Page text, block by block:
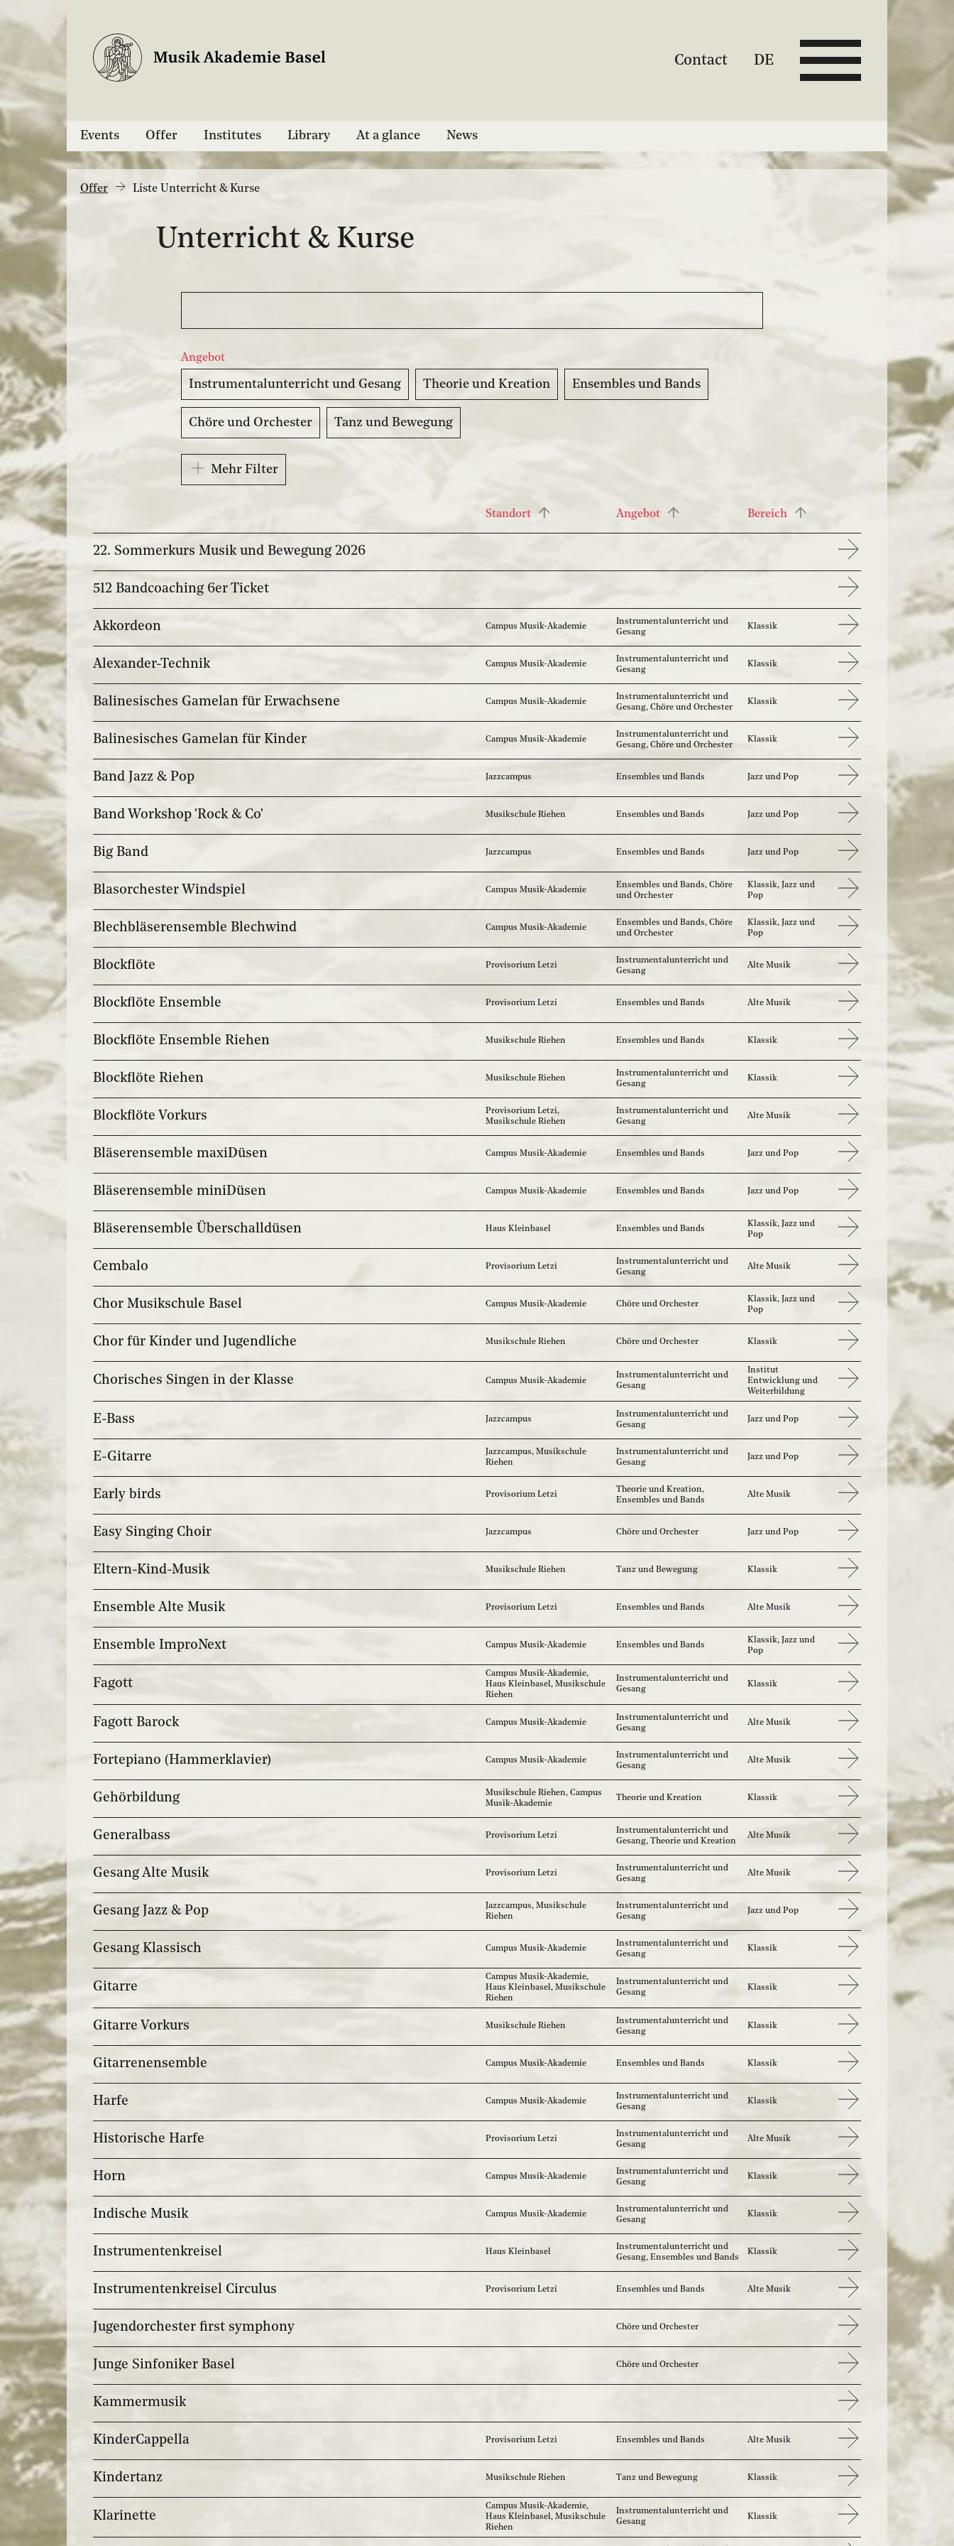
Contact DE
Events Offer Institutes Library At a glance News
Offer Liste Unterricht & Kurse
Unterricht & Kurse
Angebot
Instrumentalunterricht und Gesang Theorie und Kreation Ensembles und Bands
Chöre und Orchester Tanz und Bewegung
Mehr Filter
Standort Angebot Bereich
22. Sommerkurs Musik und Bewegung 2026
512 Bandcoaching 6er Ticket
Akkordeon Campus Musik-Akademie
Instrumentalunterricht und
Gesang
Klassik
Alexander-Technik Campus Musik-Akademie
Instrumentalunterricht und
Gesang
Klassik
Balinesisches Gamelan für Erwachsene Campus Musik-Akademie
Instrumentalunterricht und
Gesang, Chöre und Orchester
Klassik
Balinesisches Gamelan für Kinder Campus Musik-Akademie
Instrumentalunterricht und
Gesang, Chöre und Orchester
Klassik
Band Jazz & Pop Jazzcampus Ensembles und Bands Jazz und Pop
Band Workshop 'Rock & Co' Musikschule Riehen Ensembles und Bands Jazz und Pop
Big Band Jazzcampus Ensembles und Bands Jazz und Pop
Blasorchester Windspiel Campus Musik-Akademie
Ensembles und Bands, Chöre
und Orchester
Klassik, Jazz und
Pop
Blechbläserensemble Blechwind Campus Musik-Akademie
Ensembles und Bands, Chöre
und Orchester
Klassik, Jazz und
Pop
Blockflöte Provisorium Letzi
Instrumentalunterricht und
Gesang
Alte Musik
Blockflöte Ensemble Provisorium Letzi Ensembles und Bands Alte Musik
Blockflöte Ensemble Riehen Musikschule Riehen Ensembles und Bands Klassik
Blockflöte Riehen Musikschule Riehen
Instrumentalunterricht und
Gesang
Klassik
Blockflöte Vorkurs
Provisorium Letzi,
Musikschule Riehen
Instrumentalunterricht und
Gesang
Alte Musik
Bläserensemble maxiDüsen Campus Musik-Akademie Ensembles und Bands Jazz und Pop
Bläserensemble miniDüsen Campus Musik-Akademie Ensembles und Bands Jazz und Pop
Bläserensemble Überschalldüsen Haus Kleinbasel Ensembles und Bands
Klassik, Jazz und
Pop
Cembalo Provisorium Letzi
Instrumentalunterricht und
Gesang
Alte Musik
Chor Musikschule Basel Campus Musik-Akademie Chöre und Orchester
Klassik, Jazz und
Pop
Chor für Kinder und Jugendliche Musikschule Riehen Chöre und Orchester Klassik
Chorisches Singen in der Klasse Campus Musik-Akademie
Instrumentalunterricht und
Gesang
Institut
Entwicklung und
Weiterbildung
E-Bass Jazzcampus
Instrumentalunterricht und
Gesang
Jazz und Pop
E-Gitarre
Jazzcampus, Musikschule
Riehen
Instrumentalunterricht und
Gesang
Jazz und Pop
Early birds Provisorium Letzi
Theorie und Kreation,
Ensembles und Bands
Alte Musik
Easy Singing Choir Jazzcampus Chöre und Orchester Jazz und Pop
Eltern-Kind-Musik Musikschule Riehen Tanz und Bewegung Klassik
Ensemble Alte Musik Provisorium Letzi Ensembles und Bands Alte Musik
Ensemble ImproNext Campus Musik-Akademie Ensembles und Bands
Klassik, Jazz und
Pop
Fagott
Campus Musik-Akademie,
Haus Kleinbasel, Musikschule
Riehen
Instrumentalunterricht und
Gesang
Klassik
Fagott Barock Campus Musik-Akademie
Instrumentalunterricht und
Gesang
Alte Musik
Fortepiano (Hammerklavier) Campus Musik-Akademie
Instrumentalunterricht und
Gesang
Alte Musik
Gehörbildung
Musikschule Riehen, Campus
Musik-Akademie
Theorie und Kreation Klassik
Generalbass Provisorium Letzi
Instrumentalunterricht und
Gesang, Theorie und Kreation
Alte Musik
Gesang Alte Musik Provisorium Letzi
Instrumentalunterricht und
Gesang
Alte Musik
Gesang Jazz & Pop
Jazzcampus, Musikschule
Riehen
Instrumentalunterricht und
Gesang
Jazz und Pop
Gesang Klassisch Campus Musik-Akademie
Instrumentalunterricht und
Gesang
Klassik
Gitarre
Campus Musik-Akademie,
Haus Kleinbasel, Musikschule
Riehen
Instrumentalunterricht und
Gesang
Klassik
Gitarre Vorkurs Musikschule Riehen
Instrumentalunterricht und
Gesang
Klassik
Gitarrenensemble Campus Musik-Akademie Ensembles und Bands Klassik
Harfe Campus Musik-Akademie
Instrumentalunterricht und
Gesang
Klassik
Historische Harfe Provisorium Letzi
Instrumentalunterricht und
Gesang
Alte Musik
Horn Campus Musik-Akademie
Instrumentalunterricht und
Gesang
Klassik
Indische Musik Campus Musik-Akademie
Instrumentalunterricht und
Gesang
Klassik
Instrumentenkreisel Haus Kleinbasel
Instrumentalunterricht und
Gesang, Ensembles und Bands
Klassik
Instrumentenkreisel Circulus Provisorium Letzi Ensembles und Bands Alte Musik
Jugendorchester first symphony Chöre und Orchester
Junge Sinfoniker Basel Chöre und Orchester
Kammermusik
KinderCappella Provisorium Letzi Ensembles und Bands Alte Musik
Kindertanz Musikschule Riehen Tanz und Bewegung Klassik
Klarinette
Campus Musik-Akademie,
Haus Kleinbasel, Musikschule
Riehen
Instrumentalunterricht und
Gesang
Klassik